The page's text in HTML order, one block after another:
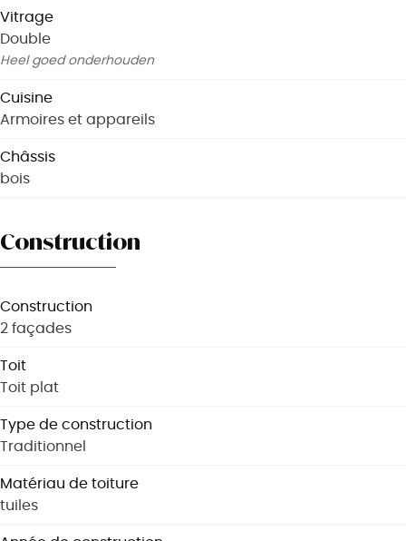
Vitrage
Double
Heel goed onderhouden
Cuisine
Armoires et appareils
Châssis
bois
Construction
Construction
2 façades
Toit
Toit plat
Type de construction
Traditionnel
Matériau de toiture
tuiles